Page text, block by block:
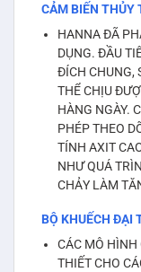
CẢM BIẾN THỦY
HANNA ĐÃ
DỤNG. ĐẦU
ĐÍCH CHUNG,
THỂ CHỊU
HÀNG NGÀY.
PHÉP THEO
TÍNH AXIT
NHƯ QUÁ
CHẢY LÀM
BỘ KHUẾCH ĐẠI
CÁC MÔ HÌNH
THIẾT CHO